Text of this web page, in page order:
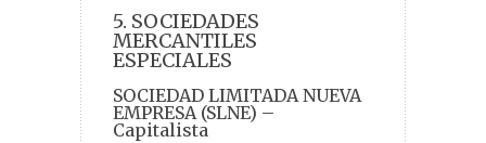
5. SOCIEDADES
MERCANTILES
ESPECIALES
SOCIEDAD LIMITADA NUEVA
EMPRESA (SLNE) –
Capitalista